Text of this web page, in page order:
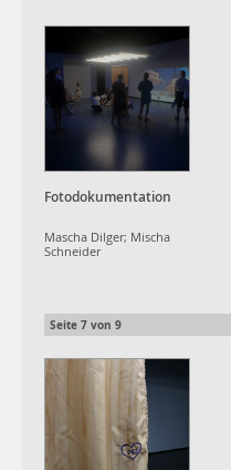
Fotodokumentation
Mascha Dilger; Mischa
Schneider
Seite 7 von 9